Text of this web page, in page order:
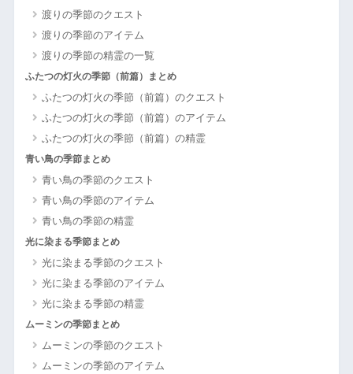
渡りの季節のクエスト
渡りの季節のアイテム
渡りの季節の精霊の一覧
ふたつの灯火の季節（前篇）まとめ
ふたつの灯火の季節（前篇）のクエスト
ふたつの灯火の季節（前篇）のアイテム
ふたつの灯火の季節（前篇）の精霊
青い鳥の季節まとめ
青い鳥の季節のクエスト
青い鳥の季節のアイテム
青い鳥の季節の精霊
光に染まる季節まとめ
光に染まる季節のクエスト
光に染まる季節のアイテム
光に染まる季節の精霊
ムーミンの季節まとめ
ムーミンの季節のクエスト
ムーミンの季節のアイテム